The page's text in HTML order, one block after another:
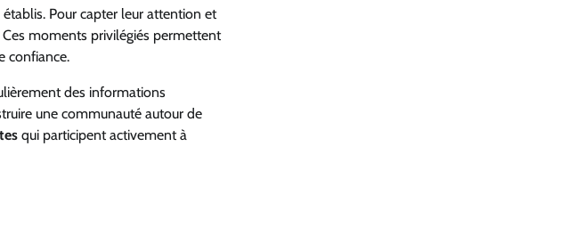
Pour capter leur attention et
moments privilégiés permettent
confiance.
des informations
une communauté autour de
qui participent activement à